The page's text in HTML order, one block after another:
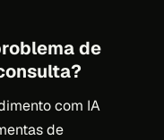
de
com IA
de